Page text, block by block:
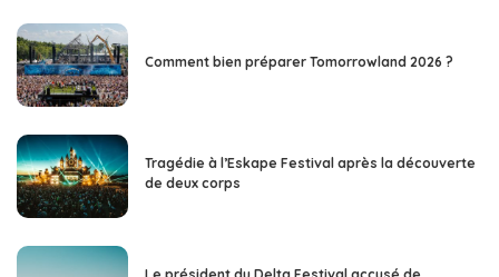
Comment bien préparer Tomorrowland 2026 ?
Tragédie à l’Eskape Festival après la découverte
de deux corps